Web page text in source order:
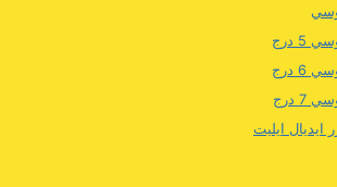
درج
درج
درج
ايديال ايليت